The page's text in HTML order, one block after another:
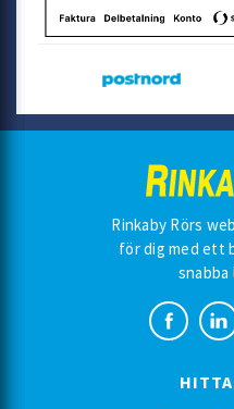
Rinkaby Rörs
för dig med ett
snabba